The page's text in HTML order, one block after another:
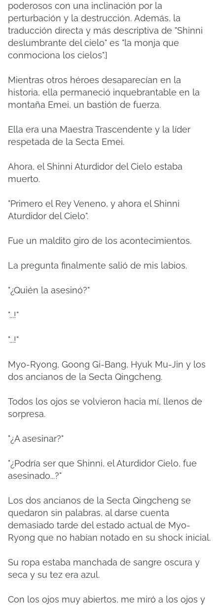
poderosos con una inclinación por la
perturbación y la destrucción. Además, la
traducción directa y más descriptiva de "Shinni
deslumbrante del cielo" es "la monja que
conmociona los cielos".]
Mientras otros héroes desaparecían en la
historia, ella permaneció inquebrantable en la
montaña Emei, un bastión de fuerza.
Ella era una Maestra Trascendente y la líder
respetada de la Secta Emei.
Ahora, el Shinni Aturdidor del Cielo estaba
muerto.
"Primero el Rey Veneno, y ahora el Shinni
Aturdidor del Cielo".
Fue un maldito giro de los acontecimientos.
La pregunta finalmente salió de mis labios.
"¿Quién la asesinó?"
"...!"
"...!"
Myo-Ryong, Goong Gi-Bang, Hyuk Mu-Jin y los
dos ancianos de la Secta Qingcheng.
Todos los ojos se volvieron hacia mí, llenos de
sorpresa.
"¿A asesinar?"
"¿Podría ser que Shinni, el Aturdidor Cielo, fue
asesinado...?"
Los dos ancianos de la Secta Qingcheng se
quedaron sin palabras, al darse cuenta
demasiado tarde del estado actual de Myo-
Ryong que no habían notado en su shock inicial.
Su ropa estaba manchada de sangre oscura y
seca y su tez era azul.
Con los ojos muy abiertos, me miró a los ojos y